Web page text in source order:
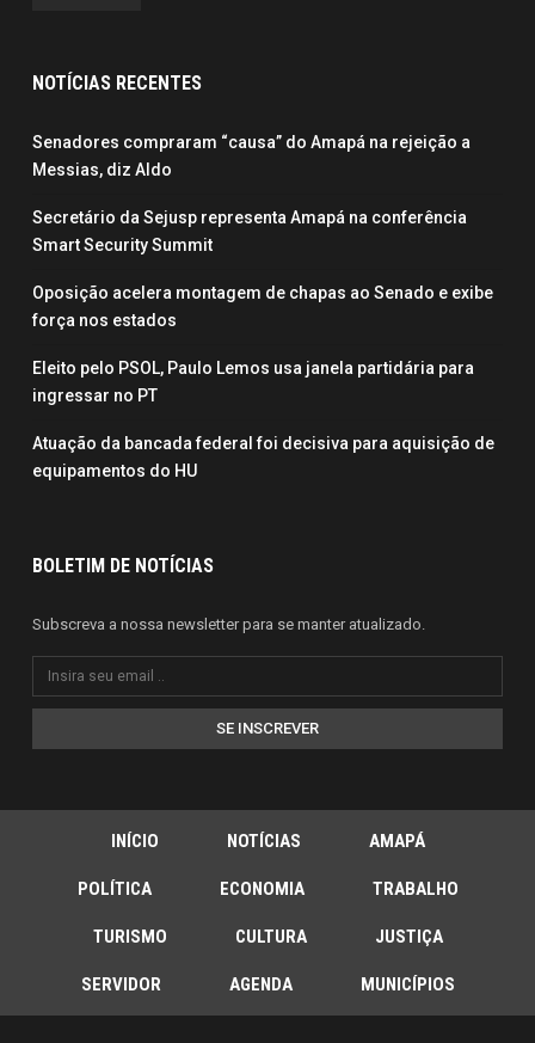
NOTÍCIAS RECENTES
Senadores compraram “causa” do Amapá na rejeição a
Messias, diz Aldo
Secretário da Sejusp representa Amapá na conferência
Smart Security Summit
Oposição acelera montagem de chapas ao Senado e exibe
força nos estados
Eleito pelo PSOL, Paulo Lemos usa janela partidária para
ingressar no PT
Atuação da bancada federal foi decisiva para aquisição de
equipamentos do HU
BOLETIM DE NOTÍCIAS
Subscreva a nossa newsletter para se manter atualizado.
SE INSCREVER
INÍCIO NOTÍCIAS AMAPÁ
POLÍTICA ECONOMIA TRABALHO
TURISMO CULTURA JUSTIÇA
SERVIDOR AGENDA MUNICÍPIOS